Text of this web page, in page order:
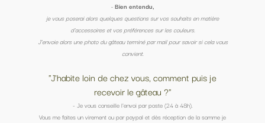
-Bien entendu,
je vous poserai alors quelques questions sur vos souhaits en matière
d'accessoires et vos préférences sur les couleurs.
J'envoie alors une photo du gâteau terminé par mail pour savoir si cela vous
convient.
"J'habite loin de chez vous, comment puis je
recevoir le gâteau ?"
- Je vous conseille l'envoi par poste (24 à 48h).
Vous me faites un virement ou par paypal et dès réception de la somme je